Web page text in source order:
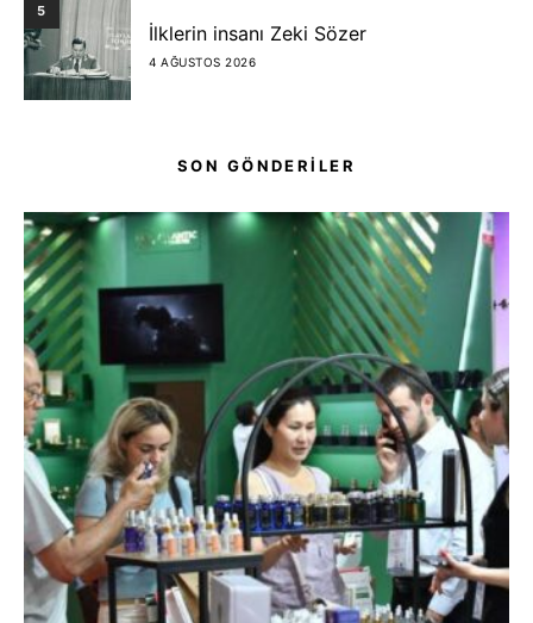
5
İlklerin insanı Zeki Sözer
4 AĞUSTOS 2026
SON GÖNDERİLER